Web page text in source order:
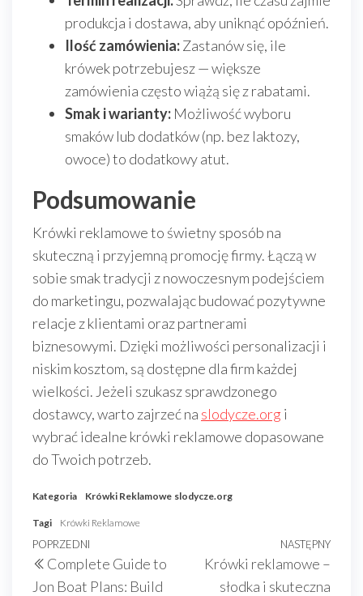
produkcja i dostawa, aby uniknąć opóźnień.
Ilość zamówienia:Zastanów się, ile
krówek potrzebujesz — większe
zamówienia często wiążą się z rabatami.
Smak i warianty: Możliwość wyboru
smaków lub dodatków (np. bez laktozy,
owoce) to dodatkowy atut.
Podsumowanie
Krówki reklamowe to świetny sposób na
skuteczną i przyjemną promocję firmy. Łączą w
sobie smak tradycji z nowoczesnym podejściem
do marketingu, pozwalając budować pozytywne
relacje z klientami oraz partnerami
biznesowymi. Dzięki możliwości personalizacji i
niskim kosztom, są dostępne dla firm każdej
wielkości. Jeżeli szukasz sprawdzonego
dostawcy, warto zajrzeć na slodycze.org i
wybrać idealne krówki reklamowe dopasowane
do Twoich potrzeb.
Kategoria Krówki Reklamowe slodycze.org
Tagi Krówki Reklamowe
Nawigacja
wpisu
Poprzedni
wpis
POPRZEDNI
Complete Guide to
Jon Boat Plans: Build
NASTĘPNY
Krówki reklamowe –
słodka i skuteczna